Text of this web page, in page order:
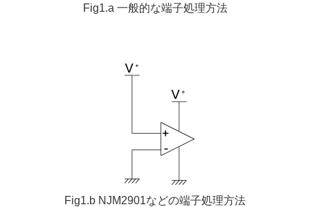
Fig1.a 一般的な端子処理方法
Fig1.b NJM2901などの端子処理方法